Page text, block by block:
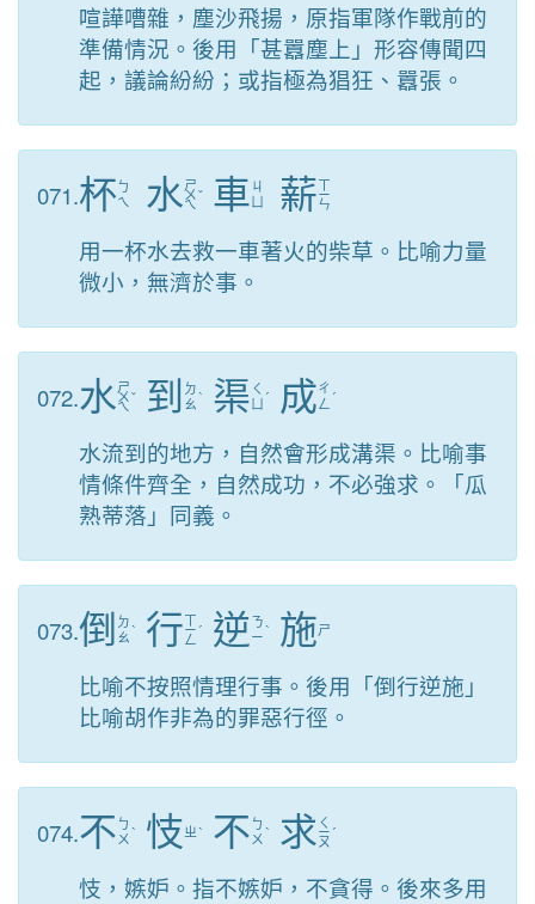
喧譁嘈雜，塵沙飛揚，原指軍隊作戰前的
準備情況。後用「甚囂塵上」形容傳聞四
起，議論紛紛；或指極為猖狂、囂張。
071.杯 ㄅ
ㄟ
水ㄕ
ㄨ
ㄟ
ˇ 車 ㄐ
薪ㄒ
ㄧ
ㄣ
用一杯水去救一車著火的柴草。比喻力量
微小，無濟於事。
072.水ㄕ
ㄨ
ㄟ
ˇ 到
ㄉ
ㄠˋ 渠 ㄑ
ˊ 成ㄔ
ㄥ ˊ
水流到的地方，自然會形成溝渠。比喻事
情條件齊全，自然成功，不必強求。「瓜
熟蒂落」同義。
073.倒
ㄉ
ㄠˋ 行ㄒ
ㄧ
ㄥ
ˊ 逆 ㄋ
ㄧˋ 施ㄕ
比喻不按照情理行事。後用「倒行逆施」
比喻胡作非為的罪惡行徑。
074.不 ㄅ
ㄨ ˋ 忮ㄓˋ 不 ㄅ
ㄨ ˋ 求 ㄑ
ㄧ
ㄡ
ˊ
忮，嫉妒。指不嫉妒，不貪得。後來多用